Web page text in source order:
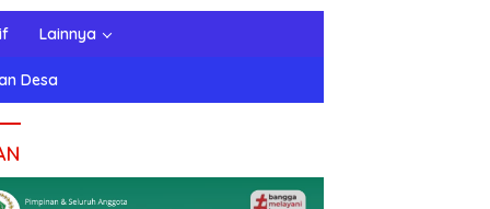
Lainnya
Desa